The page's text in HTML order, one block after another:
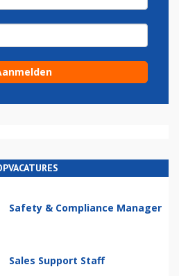
Safety & Compliance Manager
Sales Support Staff